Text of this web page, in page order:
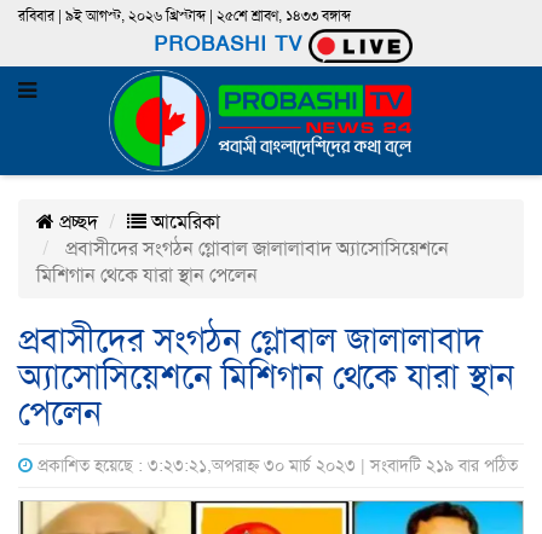
রবিবার | ৯ই আগস্ট, ২০২৬ খ্রিস্টাব্দ | ২৫শে শ্রাবণ, ১৪৩৩ বঙ্গাব্দ
PROBASHI TV
প্রচ্ছদ
আমেরিকা
প্রবাসীদের সংগঠন গ্লোবাল জালালাবাদ অ্যাসোসিয়েশনে
মিশিগান থেকে যারা স্থান পেলেন
প্রবাসীদের সংগঠন গ্লোবাল জালালাবাদ
অ্যাসোসিয়েশনে মিশিগান থেকে যারা স্থান
পেলেন
প্রকাশিত হয়েছে : ৩:২৩:২১,অপরাহ্ন ৩০ মার্চ ২০২৩ | সংবাদটি ২১৯ বার পঠিত